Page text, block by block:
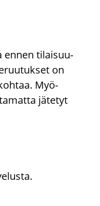
ennen ti­lai­suu­
on
Myö­
jä­te­tyt